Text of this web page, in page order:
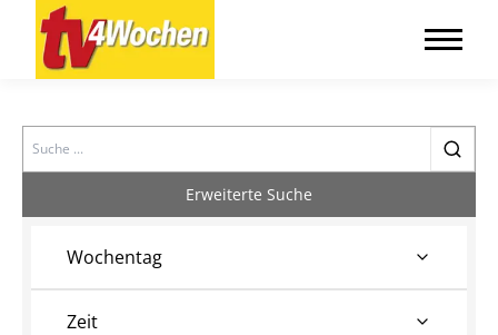
Search
Erweiterte Suche
Wochentag
Zeit